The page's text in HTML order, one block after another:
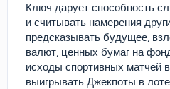
Ключ дарует способность
и считывать намерения
предсказывать будущее,
валют, ценных бумаг на
исходы спортивных матчей
выигрывать Джекпоты в